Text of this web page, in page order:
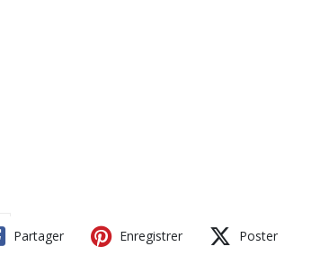
Partager Enregistrer Poster